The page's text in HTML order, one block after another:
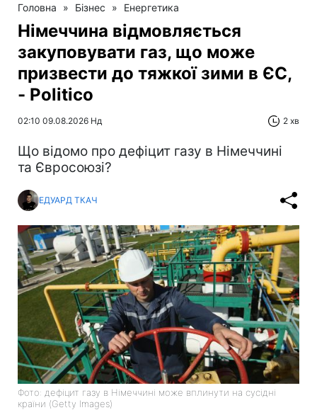
Головна » Бізнес » Енергетика
Німеччина відмовляється
закуповувати газ, що може
призвести до тяжкої зими в ЄС,
- Politico
02:10 09.08.2026 Нд 2 хв
Що відомо про дефіцит газу в Німеччині
та Євросоюзі?
ЕДУАРД ТКАЧ
Фото: дефіцит газу в Німеччині може вплинути на сусідні
країни (Getty Images)